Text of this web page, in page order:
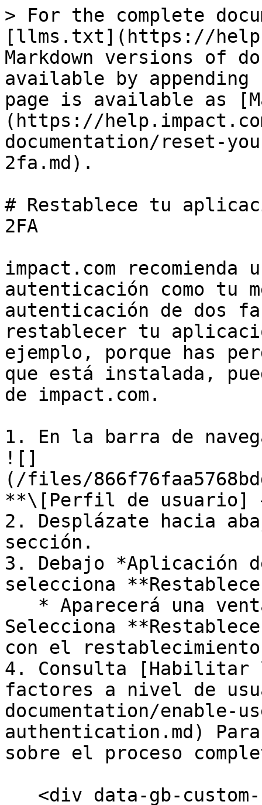
> For the complete
[llms.txt](https://
Markdown versions of
available by
page is available as
(https://
documentation/reset-
2fa.md).
# Restablece tu
2FA
impact.com
autenticación como tu
autenticación de dos
restablecer tu
ejemplo, porque has
que está instalada,
de impact.com.
1. En la barra de
![]
(/files/
**\[Perfil de
2. Desplázate hacia
sección.
3. Debajo *Aplicación
selecciona
Selecciona
con el
4. Consulta [Habilitar
factores a nivel de
documentation/
authentication.md)
sobre el proceso